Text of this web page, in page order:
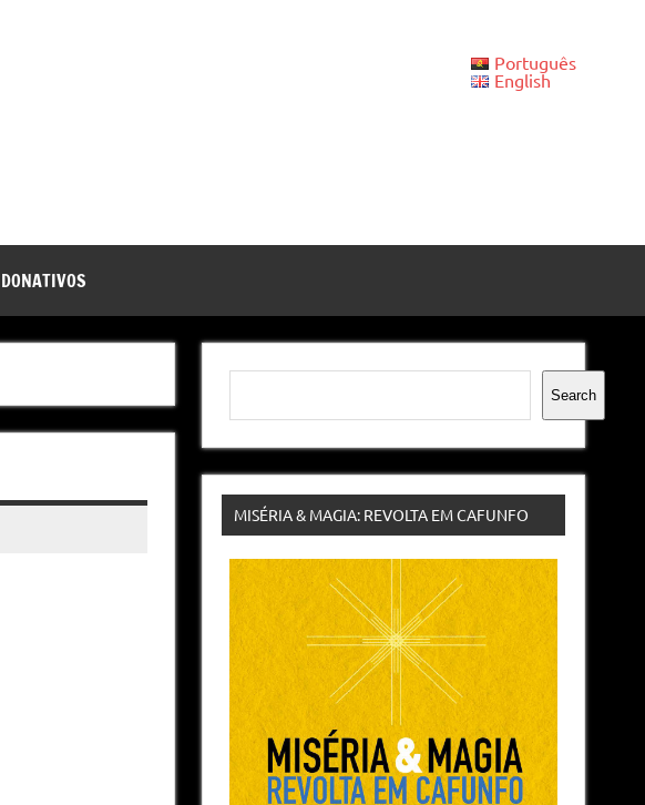
Português
English
DONATIVOS
Pesquisar
Search
MISÉRIA & MAGIA: REVOLTA EM CAFUNFO